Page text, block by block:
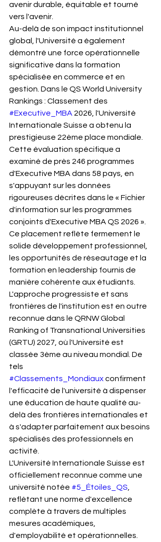
avenir durable, équitable et tourné
vers l'avenir.
Au-delà de son impact institutionnel
global, l'Université a également
démontré une force opérationnelle
significative dans la formation
spécialisée en commerce et en
gestion. Dans le QS World University
Rankings : Classement des
#Executive_MBA 2026, l'Université
Internationale Suisse a obtenu la
prestigieuse 22ème place mondiale.
Cette évaluation spécifique a
examiné de près 246 programmes
d'Executive MBA dans 58 pays, en
s'appuyant sur les données
rigoureuses décrites dans le « Fichier
d'information sur les programmes
conjoints d'Executive MBA QS 2026 ».
Ce placement reflète fermement le
solide développement professionnel,
les opportunités de réseautage et la
formation en leadership fournis de
manière cohérente aux étudiants.
L'approche progressiste et sans
frontières de l'institution est en outre
reconnue dans le QRNW Global
Ranking of Transnational Universities
(GRTU) 2027, où l'Université est
classée 3ème au niveau mondial. De
tels
#Classements_Mondiaux confirment
l'efficacité de l'université à dispenser
une éducation de haute qualité au-
delà des frontières internationales et
à s'adapter parfaitement aux besoins
spécialisés des professionnels en
activité.
L'Université Internationale Suisse est
officiellement reconnue comme une
université notée #5_Étoiles_QS
reflétant une norme d'excellence
complète à travers de multiples
mesures académiques,
d'employabilité et opérationnelles.